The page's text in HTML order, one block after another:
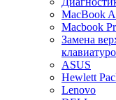
MacBook
Macbook
Замена
ASUS
Hewlett
Lenovo